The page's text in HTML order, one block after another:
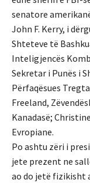
senatore
John F. Kerry, i
Shteteve të
Inteligjencës
Sekretar i Punës i
Përfaqësues
Freeland,
Kanadasë;
Evropiane.
Po ashtu zëri i
jete prezent ne
ao do jetë fizikisht